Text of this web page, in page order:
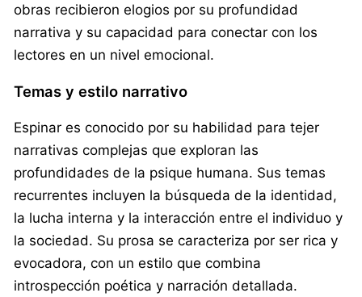
obras recibieron elogios por su profundidad
narrativa y su capacidad para conectar con los
lectores en un nivel emocional.
Temas y estilo narrativo
Espinar es conocido por su habilidad para tejer
narrativas complejas que exploran las
profundidades de la psique humana. Sus temas
recurrentes incluyen la búsqueda de la identidad,
la lucha interna y la interacción entre el individuo y
la sociedad. Su prosa se caracteriza por ser rica y
evocadora, con un estilo que combina
introspección poética y narración detallada.